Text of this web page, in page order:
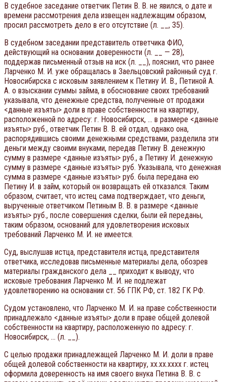
В судебное заседание ответчик Петин В. В. не явился, о дате и
времени рассмотрения дела извещен надлежащим образом,
просил рассмотреть дело в его отсутствие (л. __, 35).
В судебном заседании представитель ответчика ФИО,
действующий на основании доверенности (л. __ — 28),
поддержав письменный отзыв на иск (л. __), пояснил, что ранее
Ларченко М. И. уже обращалась в Заельцовский районный суд г.
Новосибирска с исковым заявлением к Петину И. В., Петиной А.
А. о взыскании суммы займа, в обоснование своих требований
указывала, что денежные средства, полученные от продажи
<данные изъяты> доли в праве собственности на квартиру,
расположенной по адресу: г. Новосибирск, … в размере <данные
изъяты> руб., ответчик Петин В. В. ей отдал, однако она,
распорядившись своими денежными средствами, разделила эти
деньги между своими внуками, передав Петину В. денежную
сумму в размере <данные изъяты> руб., а Петину И. денежную
сумму в размере <данные изъяты> руб. Указывала, что денежная
сумма в размере <данные изъяты> руб. была передана ею
Петину И. в займ, который он возвращать ей отказался. Таким
образом, считает, что истец сама подтверждает, что деньги,
вырученные ответчиком Петиным В. В. в размере <данные
изъяты> руб., после совершения сделки, были ей переданы,
таким образом, оснований для удовлетворения исковых
требований Ларченко М. И. не имеется.
Суд, выслушав истца, представителя истца, представителя
ответчика, исследовав письменные материалы дела, обозрев
материалы гражданского дела __ приходит к выводу, что
исковые требования Ларченко М. И. не подлежат
удовлетворению на основании ст. 56 ГПК РФ, ст. 182 ГК РФ.
Судом установлено, что Ларченко М. И. на праве собственности
принадлежало <данные изъяты> доли в праве общей долевой
собственности на квартиру, расположенную по адресу: г.
Новосибирск, … (л. __).
С целью продажи принадлежащей Ларченко М. И. доли в праве
общей долевой собственности на квартиру, xx.xx.xxxx г. истец
оформила доверенность на имя своего внука Петина В. В. с